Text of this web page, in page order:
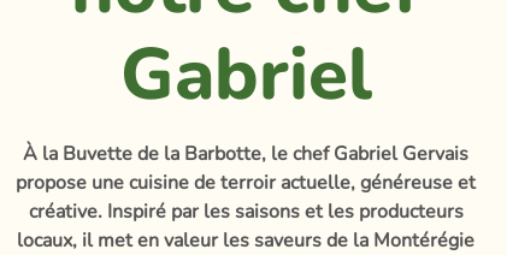
Gabriel
À la Buvette de la Barbotte, le chef Gabriel Gervais
propose une cuisine de terroir actuelle, généreuse et
créative. Inspiré par les saisons et les producteurs
locaux, il met en valeur les saveurs de la Montérégie